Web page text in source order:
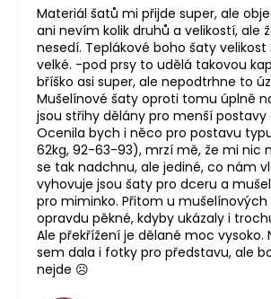
Materiál šatů mi přijde super, ale
ani nevím kolik druhů a velikostí, ale
nesedí. Teplákové boho šaty
velké. -pod prsy to udělá takovou
bříško asi super, ale nepodtrhne to
Mušelínové šaty oproti tomu úplně
jsou střihy dělány pro menší postavy
Ocenila bych i něco pro postavu
62kg, 92-63-93), mrzí mě, že mi nic
se tak nadchnu, ale jediné, co nám
vyhovuje jsou šaty pro dceru a
pro miminko. Přitom u mušelínových
opravdu pěkné, kdyby ukázaly i
Ale překřížení je dělané moc vysoko.
sem dala i fotky pro představu, ale
nejde ☹️